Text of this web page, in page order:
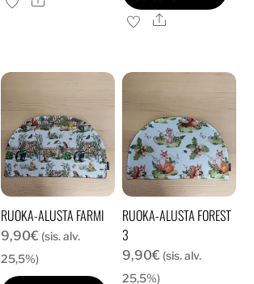
Ale
RUOKA-ALUSTA FARMI
9,90€ (sis. alv.
25,5%)
RUOKA-ALUSTA FOREST
3
9,90€ (sis. alv.
25,5%)